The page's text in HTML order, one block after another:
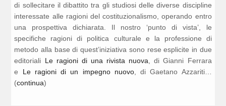
di sollecitare il dibattito tra gli studiosi delle diverse discipline
interessate alle ragioni del costituzionalismo, operando entro
una prospettiva dichiarata. Il nostro ‘punto di vista’, le
specifiche ragioni di politica culturale e la professione di
metodo alla base di quest’iniziativa sono rese esplicite in due
editoriali Le ragioni di una rivista nuova , di Gianni Ferrara
e Le ragioni di un impegno nuovo, di Gaetano Azzariti…
(continua)